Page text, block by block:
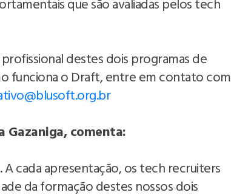
que são avaliadas pelos tech
destes dois programas de
funciona o Draft, entre em contato com
comenta:
cada apresentação, os tech recruiters
da formação destes nossos dois